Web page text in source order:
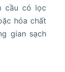
cầu có lọc
hóa chất
gian sạch